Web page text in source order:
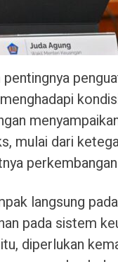
mulai dari
langsung
pada sistem
diperlukan